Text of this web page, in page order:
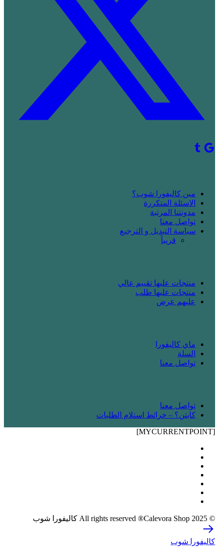
مين كاليفورا شوب؟
الاسئلة المتكررة
مدونتنا المرتبة
تواصل معنا
سياسة التبديل و الترجيع
قريباََ
منتجات عليها تقييم عالي
منتجات عليها طلب
عليهم عرض
ماي كاليفورا
السلة
تواصل معنا
تواصل معنا
كابتن؟ – خرائط استلام الطلبات
[MYCURRENTPOINT]
© 2025 All rights reserved ®Calevora Shop كاليفورا شوب
كاليفورا شوب